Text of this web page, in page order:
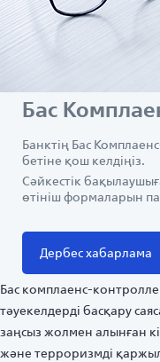
Бас
Банктің Бас
бетіне қош келдіңіз.
Сәйкестік
өтініш формаларын
Дербес хабарлама
Бас комплаенс-
тәуекелдерді басқару
заңсыз жолмен алынған
және терроризмді